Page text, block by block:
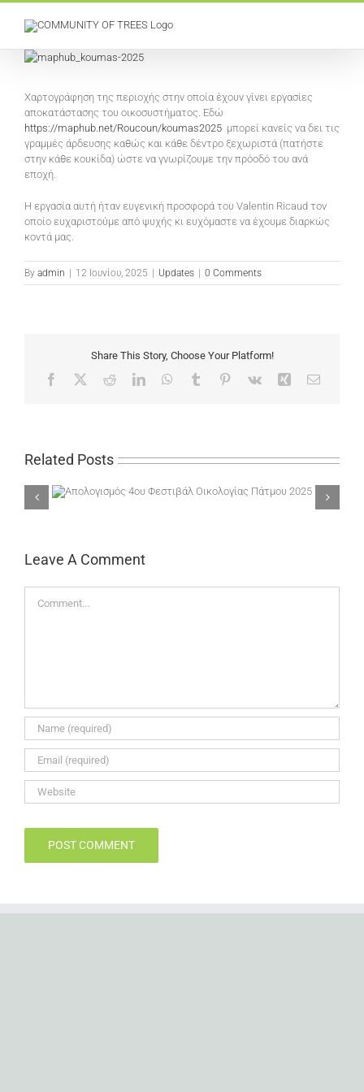
Skip
View
Χαρτογράφηση της περιοχής στην οποία έχουν γίνει εργασίες
αποκατάστασης του οικοσυστήματος. Εδώ
https://maphub.net/Roucoun/koumas2025 μπορεί κανείς να δει τις
γραμμές άρδευσης καθώς και κάθε δέντρο ξεχωριστά (πατήστε
στην κάθε κουκίδα) ώστε να γνωρίζουμε την πρόοδό του ανά
εποχή.
Η εργασία αυτή ήταν ευγενική προσφορά του Valentin Ricaud τον
οποίο ευχαριστούμε από ψυχής κι ευχόμαστε να έχουμε διαρκώς
κοντά μας.
By admin 12 Ιουνίου, 2025 Updates 0 Comments
Share This Story, Choose Your Platform!
Facebook RedditLinkedInWhatsApp
Tumblr Pinterest
Vk Xing Email
Related Posts
Το αίτημά της ΚτΔ για χρηματοδότηση του ιδρύματος
Leave A Comment